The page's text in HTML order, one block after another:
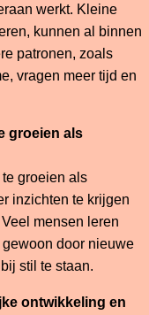
werkt. Kleine
kunnen al binnen
patronen, zoals
vragen meer tijd en
groeien als
groeien als
inzichten te krijgen
mensen leren
door nieuwe
stil te staan.
ontwikkeling en